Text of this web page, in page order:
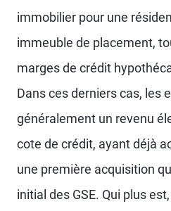
immobilier pour une
immeuble de placement,
marges de crédit
Dans ces derniers cas, les
généralement un revenu
cote de crédit, ayant déjà
une première acquisition
initial des GSE. Qui plus